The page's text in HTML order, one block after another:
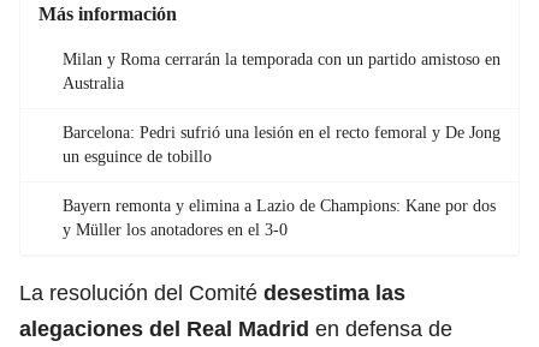
Más información
Milan y Roma cerrarán la temporada con un partido amistoso en
Australia
Barcelona: Pedri sufrió una lesión en el recto femoral y De Jong
un esguince de tobillo
Bayern remonta y elimina a Lazio de Champions: Kane por dos
y Müller los anotadores en el 3-0
La resolución del Comité desestima las
alegaciones del Real Madrid en defensa de